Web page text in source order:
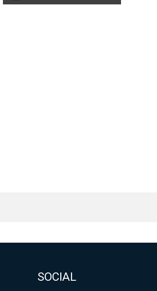
SOCIAL